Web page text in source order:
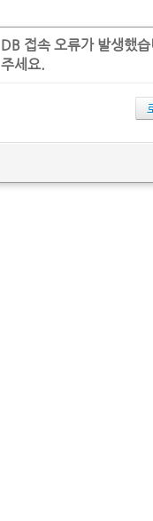
DB 접속 오류가 발생했
주세요.